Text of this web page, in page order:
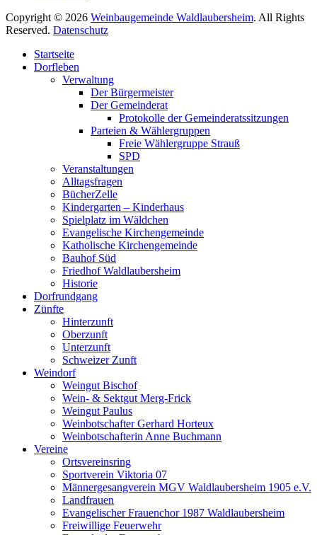
Copyright © 2026 Weinbaugemeinde Waldlaubersheim. All Rights
Reserved. Datenschutz
oben
scrollen
Startseite
Dorfleben
Verwaltung
Der Bürgermeister
Der Gemeinderat
Protokolle der Gemeinderatssitzungen
Parteien & Wählergruppen
Freie Wählergruppe Strauß
SPD
Veranstaltungen
Alltagsfragen
BücherZelle
Kindergarten – Kinderhaus
Spielplatz im Wäldchen
Evangelische Kirchengemeinde
Katholische Kirchengemeinde
Bauhof Süd
Friedhof Waldlaubersheim
Historie
Dorfrundgang
Zünfte
Hinterzunft
Oberzunft
Unterzunft
Schweizer Zunft
Weindorf
Weingut Bischof
Wein- & Sektgut Merg-Frick
Weingut Paulus
Weinbotschafter Gerhard Horteux
Weinbotschafterin Anne Buchmann
Vereine
Ortsvereinsring
Sportverein Viktoria 07
Männergesangverein MGV Waldlaubersheim 1905 e.V.
Landfrauen
Evangelischer Frauenchor 1987 Waldlaubersheim
Freiwillige Feuerwehr